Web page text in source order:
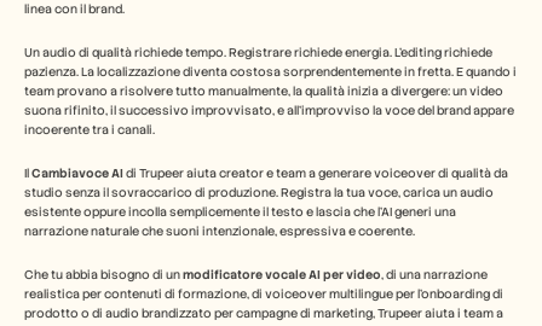
linea con il brand.
Un audio di qualità richiede tempo. Registrare richiede energia. L'editing richiede
pazienza. La localizzazione diventa costosa sorprendentemente in fretta. E quando i
team provano a risolvere tutto manualmente, la qualità inizia a divergere: un video
suona rifinito, il successivo improvvisato, e all'improvviso la voce del brand appare
incoerente tra i canali.
Il Cambiavoce AI di Trupeer aiuta creator e team a generare voiceover di qualità da
studio senza il sovraccarico di produzione. Registra la tua voce, carica un audio
esistente oppure incolla semplicemente il testo e lascia che l'AI generi una
narrazione naturale che suoni intenzionale, espressiva e coerente.
Che tu abbia bisogno di un modificatore vocale AI per video, di una narrazione
realistica per contenuti di formazione, di voiceover multilingue per l'onboarding di
prodotto o di audio brandizzato per campagne di marketing, Trupeer aiuta i team a
CASI D'USO
Abilitazione alle vendite
Pre-vendita
Marketing di prodotto
Successo del cliente
See more